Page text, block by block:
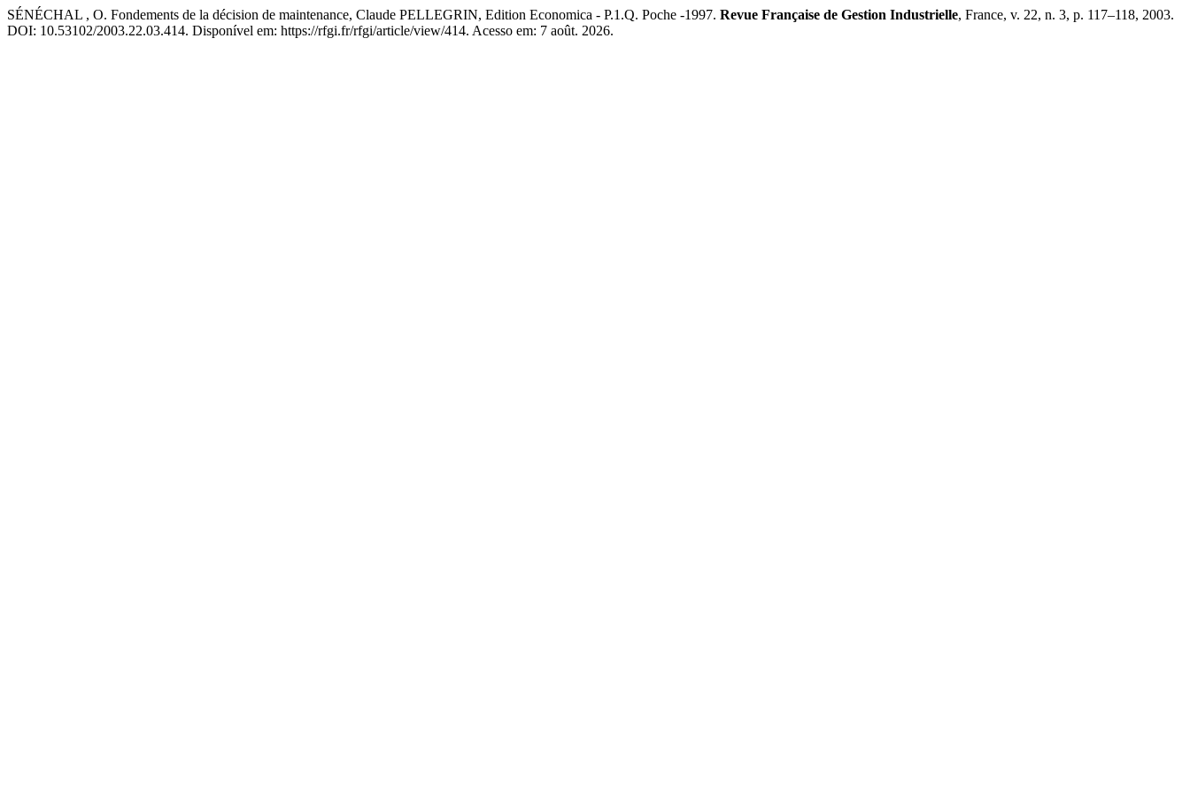
SÉNÉCHAL , O. Fondements de la décision de maintenance, Claude PELLEGRIN, Edition Economica - P.1.Q. Poche -1997. Revue Française de Gestion Industrielle, France, v. 22, n. 3, p. 117–118, 2003.
DOI: 10.53102/2003.22.03.414. Disponível em: https://rfgi.fr/rfgi/article/view/414. Acesso em: 7 août. 2026.